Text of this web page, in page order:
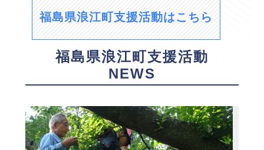
福島県浪江町支援活動はこちら
福島県浪江町支援活動
NEWS